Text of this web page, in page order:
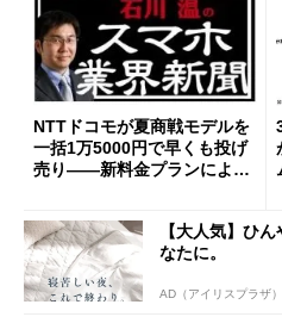
NTTドコモが夏商戦モデルを
一括1万5000円で早くも投げ
売り――新料金プランによっ
【大人気】ひ
なたに。
AD（アイリスプラザ）